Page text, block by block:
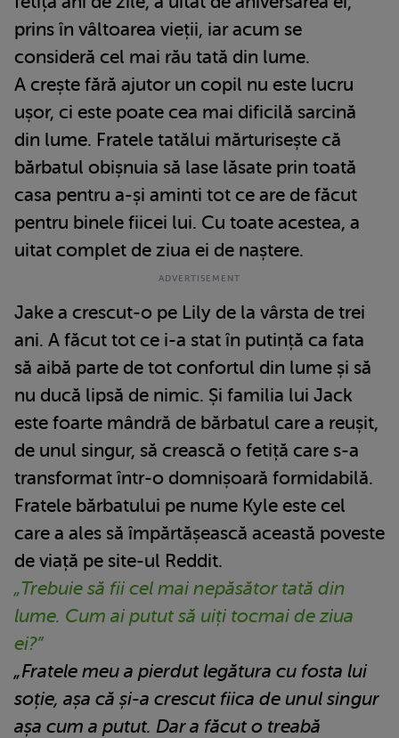
prins în vâltoarea vieții, iar acum se
consideră cel mai rău tată din lume.
A crește fără ajutor un copil nu este lucru
ușor, ci este poate cea mai dificilă sarcină
din lume. Fratele tatălui mărturisește că
bărbatul obișnuia să lase lăsate prin toată
casa pentru a-și aminti tot ce are de făcut
pentru binele fiicei lui. Cu toate acestea, a
uitat complet de ziua ei de naștere.
Jake a crescut-o pe Lily de la vârsta de trei
ani. A făcut tot ce i-a stat în putință ca fata
să aibă parte de tot confortul din lume și să
nu ducă lipsă de nimic. Și familia lui Jack
este foarte mândră de bărbatul care a reușit,
de unul singur, să crească o fetiță care s-a
transformat într-o domnișoară formidabilă.
Fratele bărbatului pe nume Kyle este cel
care a ales să împărtășească această poveste
de viață pe site-ul Reddit.
„Trebuie să fii cel mai nepăsător tată din
lume. Cum ai putut să uiți tocmai de ziua
ei?”
„Fratele meu a pierdut legătura cu fosta lui
soție, așa că și-a crescut fiica de unul singur
așa cum a putut. Dar a făcut o treabă